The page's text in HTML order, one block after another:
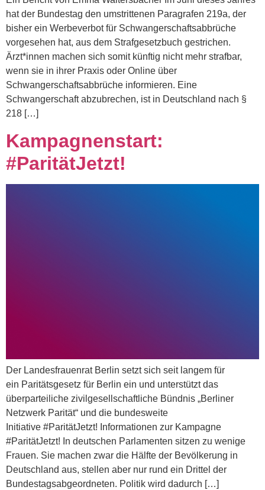
hat der Bundestag den umstrittenen Paragrafen 219a, der
bisher ein Werbeverbot für Schwangerschaftsabbrüche
vorgesehen hat, aus dem Strafgesetzbuch gestrichen.
Ärzt*innen machen sich somit künftig nicht mehr strafbar,
wenn sie in ihrer Praxis oder Online über
Schwangerschaftsabbrüche informieren. Eine
Schwangerschaft abzubrechen, ist in Deutschland nach §
218 […]
Kampagnenstart:
#ParitätJetzt!
Der Landesfrauenrat Berlin setzt sich seit langem für
ein Paritätsgesetz für Berlin ein und unterstützt das
überparteiliche zivilgesellschaftliche Bündnis „Berliner
Netzwerk Parität“ und die bundesweite
Initiative #ParitätJetzt! Informationen zur Kampagne
#ParitätJetzt! In deutschen Parlamenten sitzen zu wenige
Frauen. Sie machen zwar die Hälfte der Bevölkerung in
Deutschland aus, stellen aber nur rund ein Drittel der
Bundestagsabgeordneten. Politik wird dadurch […]